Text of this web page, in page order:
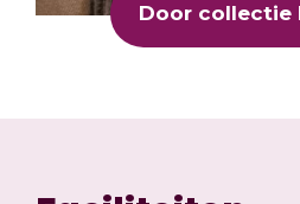
Door collectie